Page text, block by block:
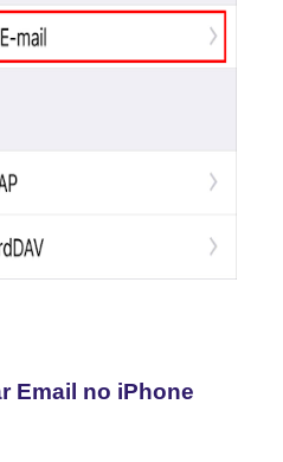
Email no iPhone